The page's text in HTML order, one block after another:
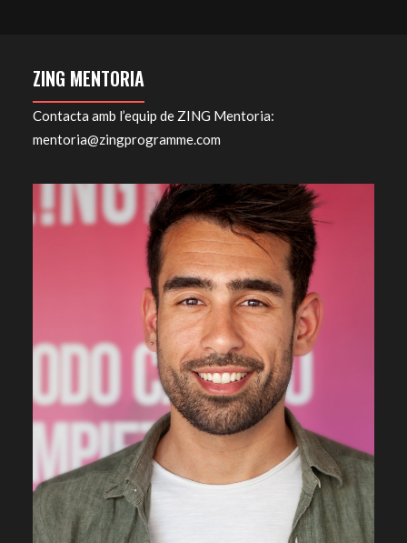
ZING MENTORIA
Contacta amb l’equip de ZING Mentoria:
mentoria@zingprogramme.com